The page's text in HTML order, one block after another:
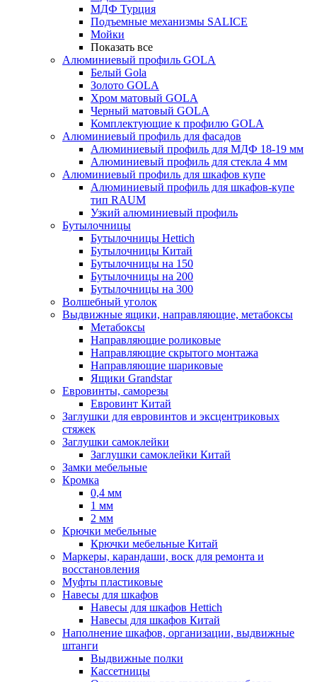
МДФ Турция
Подъемные механизмы SALICE
Мойки
Показать все
Алюминиевый профиль GOLA
Белый Gola
Золото GOLA
Хром матовый GOLA
Черный матовый GOLA
Комплектующие к профилю GOLA
Алюминиевый профиль для фасадов
Алюминиевый профиль для МДФ 18-19 мм
Алюминиевый профиль для стекла 4 мм
Алюминиевый профиль для шкафов купе
Алюминиевый профиль для шкафов-купе
тип RAUM
Узкий алюминиевый профиль
Бутылочницы
Бутылочницы Hettich
Бутылочницы Китай
Бутылочницы на 150
Бутылочницы на 200
Бутылочницы на 300
Волшебный уголок
Выдвижные ящики, направляющие, метабоксы
Метабоксы
Направляющие роликовые
Направляющие скрытого монтажа
Направляющие шариковые
Ящики Grandstar
Евровинты, саморезы
Евровинт Китай
Заглушки для евровинтов и эксцентриковых
стяжек
Заглушки самоклейки
Заглушки самоклейки Китай
Замки мебельные
Кромка
0,4 мм
1 мм
2 мм
Крючки мебельные
Крючки мебельные Китай
Маркеры, карандаши, воск для ремонта и
восстановления
Муфты пластиковые
Навесы для шкафов
Навесы для шкафов Hettich
Навесы для шкафов Китай
Наполнение шкафов, организации, выдвижные
штанги
Выдвижные полки
Кассетницы